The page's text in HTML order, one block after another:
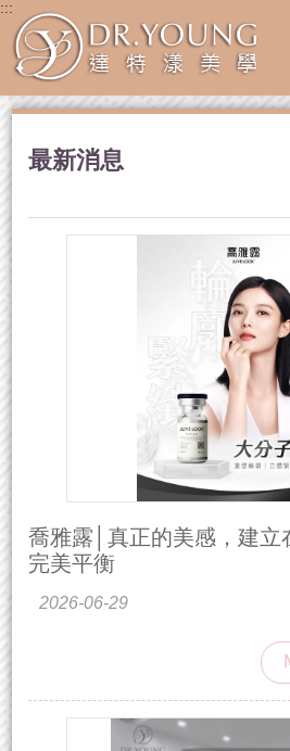
:::
最新消息
喬雅露│真正的美感，建立
完美平衡
2026-06-29